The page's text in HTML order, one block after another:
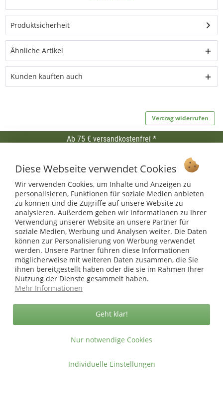
(für Höhe 170 cm)
dauerhafte Stabilität und Standfestigkeit bei Wind und
Wetter
Kronenstütze einfach auf die Stammstütze stecken
Produktsicherheit
Ähnliche Artikel
Kunden kauften auch
Vertrag widerrufen
Ab 75 € versandkostenfrei *
Shop Service
Informationen
* bei Paketversand. Alle Preise inkl. gesetzl. Mehrwertsteuer zzgl.
Versandkosten.
Copyright © afp marketing gmbh - Alle Rechte vorbehalten
Sicher zahlen in unserem Onlineshop
Diese Webseite verwendet Cookies
Wir verwenden Cookies, um Inhalte und Anzeigen zu
personalisieren, Funktionen für soziale Medien anbieten
zu können und die Zugriffe auf unsere Website zu
analysieren. Außerdem geben wir Informationen zu Ihrer
Verwendung unserer Website an unsere Partner für
soziale Medien, Werbung und Analysen weiter. Die Daten
können zur Personalisierung von Werbung verwendet
werden. Unsere Partner führen diese Informationen
möglicherweise mit weiteren Daten zusammen, die Sie
ihnen bereitgestellt haben oder die sie im Rahmen Ihrer
Nutzung der Dienste gesammelt haben.
Mehr Informationen
Nur notwendige Cookies
Geht klar!
Individuelle Einstellungen